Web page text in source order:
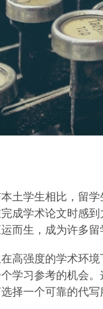
土学生相比，留
成学术论文时感
而生，成为许多留
高强度的学术环
学习参考的机会
择一个可靠的代